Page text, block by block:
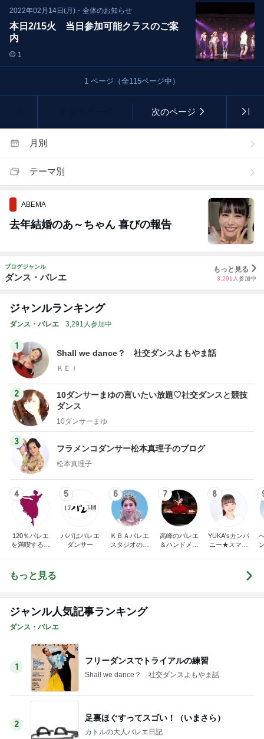
2022年02月14日(月) ・ 全体のお知らせ
本日2/15火 当日参加可能クラスのご案
内
1
1 ページ（全115ページ中）
次のページ
月別
テーマ別
ABEMA
去年結婚のあ～ちゃん 喜びの報告
ブログジャンル
ダンス・バレエ
もっと見る
3,291 人 参加中
ジャンルランキング
ダンス・バレエ 3,291人参加中
1
Shall we dance？ 社交ダンスよもやま話
ＫＥＩ
2
10ダンサーまゆの言いたい放題♡社交ダンスと競技
ダンス
10ダンサーまゆ
3
フラメンコダンサー松本真理子のブログ
松本真理子
4
120％バレエ
を満喫するブ
5
パパはバレエ
ダンサー
6
ＫＢＡバレエ
スタジオのブ
7
高峰のバレエ
＆ハンドメイ
8
YUKA'sカンパ
ニー★スマイ
もっと見る
ジャンル人気記事ランキング
ダンス・バレエ
1
フリーダンスでトライアルの練習
Shall we dance？ 社交ダンスよもやま話
2
足裏ほぐすってスゴい！（いまさら）
カトルの大人バレエ日記